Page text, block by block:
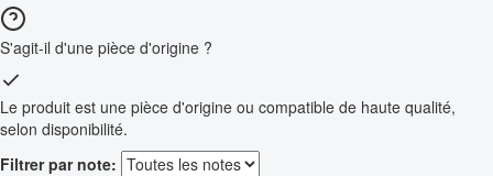
S'agit-il d'une pièce d'origine ?
Le produit est une pièce d'origine ou compatible de haute qualité,
selon disponibilité.
Filtrer par note: